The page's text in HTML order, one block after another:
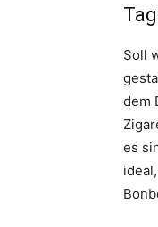
Soll
dem
es